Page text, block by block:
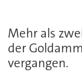
Mehr als
der
vergangen.